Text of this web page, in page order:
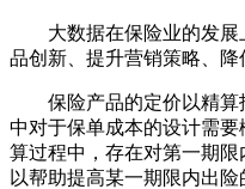
大数据在保险业的发展
品创新、提升营销策略、降
保险产品的定价以精算
中对于保单成本的设计需
算过程中，存在对第一期
以帮助提高某一期限内出